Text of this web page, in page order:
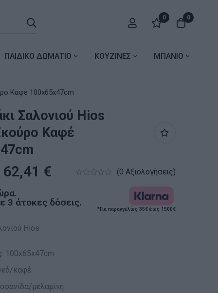
0 0
ΠΑΙΔΙΚΟ ΔΩΜΑΤΙΟ ΚΟΥΖΙΝΕΣ ΜΠΑΝΙΟ
Σκούρο Καφέ 100x65x47cm
Σαλονιού Hios
Καφέ
62,41 € (0 Αξιολογήσεις)
3 άτοκες δόσεις.
*Για παραγγελίες 35€ έως 1500€
Hios
: 100x65x47cm
καφέ
μελαμίνη